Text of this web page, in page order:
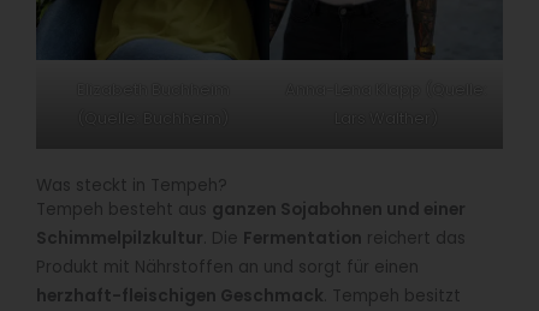
(Quelle: Buchheim)
Lars Walther)
Was steckt in Tempeh?
Tempeh besteht aus ganzen Sojabohnen und einer
Schimmelpilzkultur . Die Fermentation reichert das
Produkt mit Nährstoffen an und sorgt für einen
herzhaft-fleischigen Geschmack . Tempeh besitzt